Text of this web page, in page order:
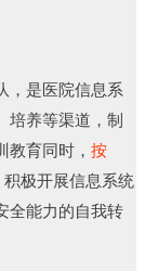
是医院信息系
培养等渠道，制
育同时， 按
积极开展信息系统
全能力的自我转